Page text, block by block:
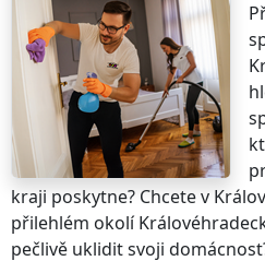
kraji poskytne? Chcetev
přilehlém okolí
pečlivě uklidit svoji